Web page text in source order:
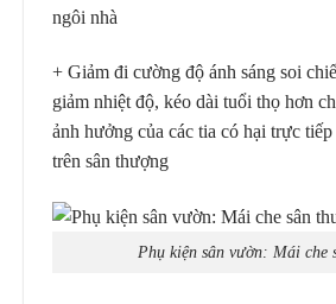
ngôi nhà
+ Giảm đi cường độ ánh sáng soi
giảm nhiệt độ, kéo dài tuổi thọ hơn
ảnh hưởng của các tia có hại trực
trên sân thượng
Phụ kiện sân vườn: Mái che